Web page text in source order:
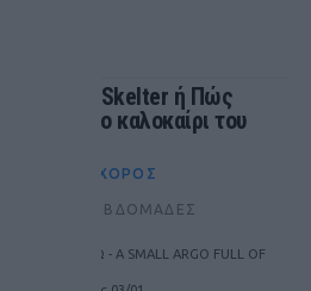
«Healter Skelter ή Πώς
πέθανε το καλοκαίρι του
ΘΈΑΤΡΟ+ΧΟΡΌΣ
ΠΡΙΝ 351 ΕΒΔΟΜΆΔΕΣ
ΘΕΑΤΡΟ ΑΡΓΩ - A SMALL ARGO FULL OF